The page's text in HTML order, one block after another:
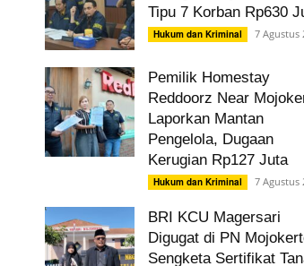
Tipu 7 Korban Rp630
Hukum dan Kriminal 7 Agustus
Pemilik Homestay
Reddoorz Near
Laporkan Mantan
Pengelola, Dugaan
Kerugian Rp127 Juta
Hukum dan Kriminal 7 Agustus
BRI KCU Magersari
Digugat di PN
Sengketa Sertifikat